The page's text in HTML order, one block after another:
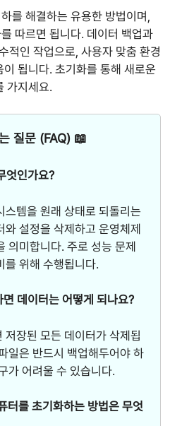
를 해결하는 유용한 방법이며,
따르면 됩니다. 데이터 백업과
적인 작업으로, 사용자 맞춤 환경
됩니다. 초기화를 통해 새로운
가지세요.
질문 (FAQ) 📖
엇인가요?
스템을 원래 상태로 되돌리는
와 설정을 삭제하고 운영체제
의미합니다. 주로 성능 문제
를 위해 수행됩니다.
데이터는 어떻게 되나요?
저장된 모든 데이터가 삭제됩
일은 반드시 백업해두어야 하
가 어려울 수 있습니다.
터를 초기화하는 방법은 무엇